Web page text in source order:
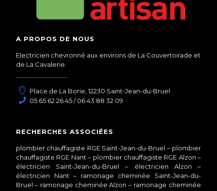
A PROPOS DE NOUS
Electricien chevronné aux environs de La Couvertoirade et
de La Cavalerie.
Place de La Borie, 12230 Saint-Jean-du-Bruel
05 65 62 26 45 / 06 43 88 32 09
RECHERCHES ASSOCIÉES
plombier chauffagiste RGE Saint-Jean-du-Bruel – plombier
chauffagiste RGE Nant – plombier chauffagiste RGE Alzon –
électricien Saint-Jean-du-Bruel – électricien Alzon –
électricien Nant – ramonage cheminée Saint-Jean-du-
Bruel – ramonage cheminée Alzon – ramonage cheminée